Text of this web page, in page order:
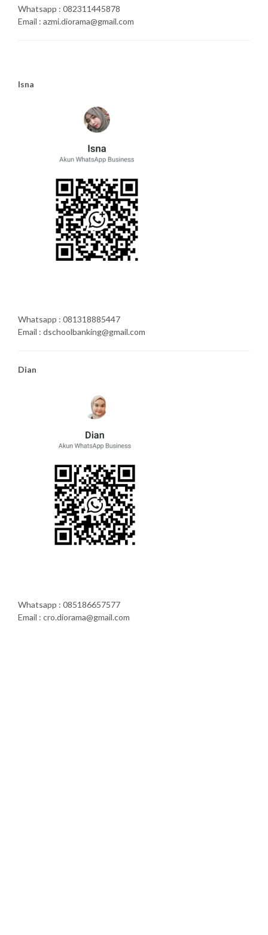
Whatsapp : 082311445878
Email : azmi.diorama@gmail.com
Isna
Whatsapp : 081318885447
Email : dschoolbanking@gmail.com
Dian
Whatsapp : 085186657577
Email : cro.diorama@gmail.com